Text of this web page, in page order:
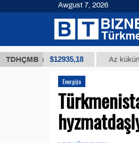
TDHÇMB
$12935,18 Az kükürtli ýakyş
Energiýa
Awgust 7, 2026